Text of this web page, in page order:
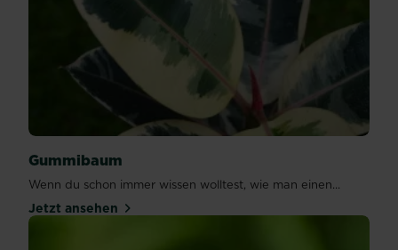
Gummibaum
Wenn du schon immer wissen wolltest, wie man einen...
Jetzt ansehen